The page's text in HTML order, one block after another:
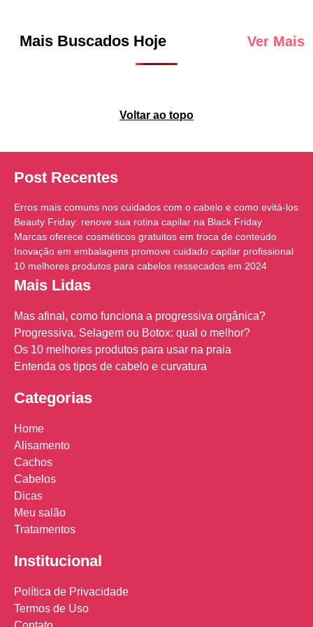
Mais Buscados Hoje Ver Mais
Voltar ao topo
Post Recentes
Erros mais comuns nos cuidados com o cabelo e como evitá-los
Beauty Friday: renove sua rotina capilar na Black Friday
Marcas oferece cosméticos gratuitos em troca de conteúdo
Inovação em embalagens promove cuidado capilar profissional
10 melhores produtos para cabelos ressecados em 2024
Mais Lidas
Mas afinal, como funciona a progressiva orgânica?
Progressiva, Selagem ou Botox: qual o melhor?
Os 10 melhores produtos para usar na praia
Entenda os tipos de cabelo e curvatura
Categorias
Home
Alisamento
Cachos
Cabelos
Dicas
Meu salão
Tratamentos
Institucional
Política de Privacidade
Termos de Uso